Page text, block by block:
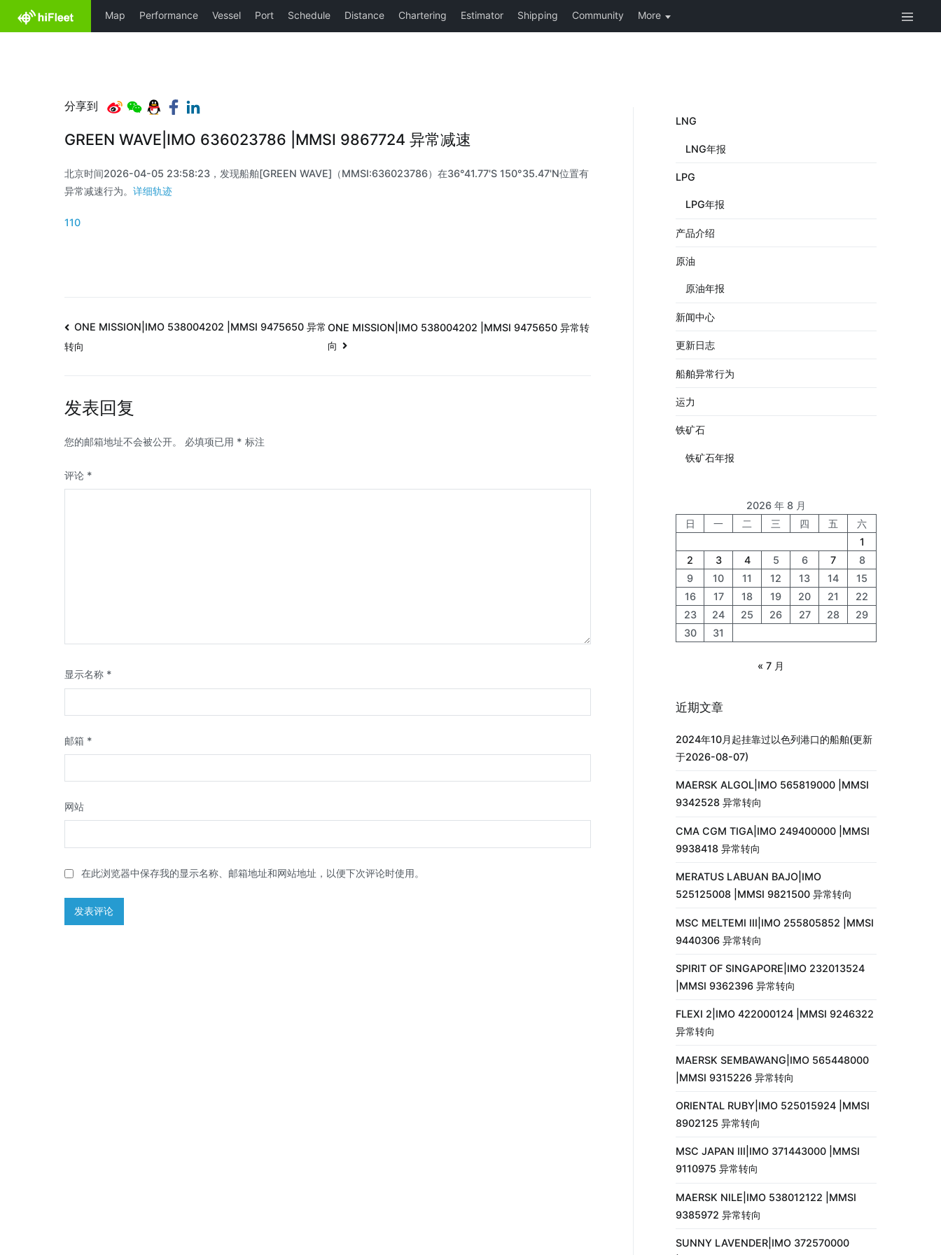
分享到
GREEN WAVE|IMO 636023786 |MMSI 9867724 异常减速
北京时间2026-04-05 23:58:23，发现船舶[GREEN WAVE]（MMSI:636023786）在36°41.77'S 150°35.47'N位置有
异常减速行为。 详细轨迹
110
ONE MISSION|IMO 538004202 |MMSI 9475650 异常
转向
ONE MISSION|IMO 538004202 |MMSI 9475650 异常转
向
发表回复
您的邮箱地址不会被公开。 必填项已用 * 标注
评论 *
显示名称 *
邮箱 *
网站
在此浏览器中保存我的显示名称、邮箱地址和网站地址，以便下次评论时使用。
LNG
LNG年报
LPG
LPG年报
产品介绍
原油
原油年报
新闻中心
更新日志
船舶异常行为
运力
铁矿石
铁矿石年报
2026 年 8 月
日
一 二 三 四 五
六
1
2
3 4 5 6 7
8
9
10 11 12 13 14
15
16
17 18 19 20 21
22
23
24 25 26 27 28
29
30
31
« 7 月
近期文章
2024年10月起挂靠过以色列港口的船舶(更新
于2026-08-07)
MAERSK ALGOL|IMO 565819000 |MMSI
9342528 异常转向
CMA CGM TIGA|IMO 249400000 |MMSI
9938418 异常转向
MERATUS LABUAN BAJO|IMO
525125008 |MMSI 9821500 异常转向
MSC MELTEMI III|IMO 255805852 |MMSI
9440306 异常转向
SPIRIT OF SINGAPORE|IMO 232013524
|MMSI 9362396 异常转向
FLEXI 2|IMO 422000124 |MMSI 9246322
异常转向
MAERSK SEMBAWANG|IMO 565448000
|MMSI 9315226 异常转向
ORIENTAL RUBY|IMO 525015924 |MMSI
8902125 异常转向
MSC JAPAN III|IMO 371443000 |MMSI
9110975 异常转向
MAERSK NILE|IMO 538012122 |MMSI
9385972 异常转向
SUNNY LAVENDER|IMO 372570000